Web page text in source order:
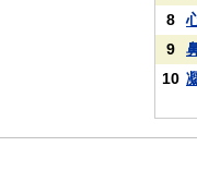
8
9
10